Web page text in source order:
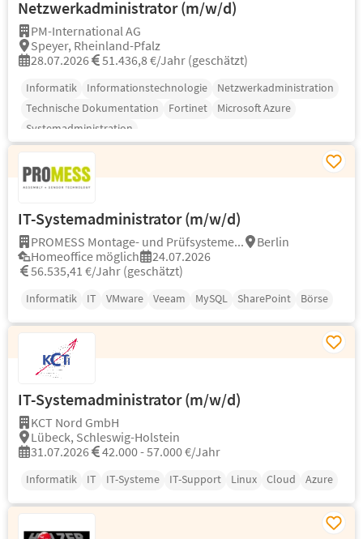
Netzwerkadministrator (m/w/d)
PM-International AG
Speyer, Rheinland-Pfalz
28.07.2026
51.436,8 €/Jahr (geschätzt)
Informatik Informationstechnologie
Netzwerkadministration
Technische Dokumentation
Fortinet
Microsoft Azure
Systemadministration
IT-Systemadministrator (m/w/d)
PROMESS Montage- und Prüfsysteme...
Berlin
Homeoffice möglich
24.07.2026
56.535,41 €/Jahr (geschätzt)
Informatik IT VMware Veeam MySQL SharePoint Börse
IT-Systemadministrator (m/w/d)
KCT Nord GmbH
Lübeck, Schleswig-Holstein
31.07.2026
42.000 - 57.000 €/Jahr
Informatik IT IT-Systeme IT-Support Linux Cloud Azure